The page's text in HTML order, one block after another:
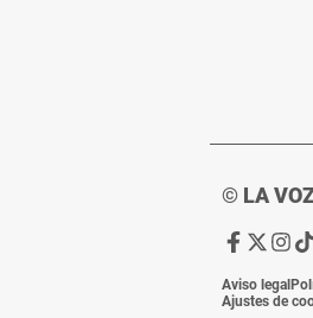
© LA
Ir
Facebook
Ir
X
Ir
Aviso legal
Ajustes de